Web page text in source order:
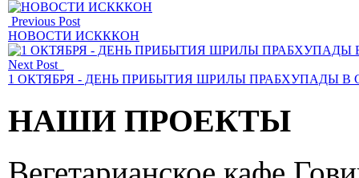
Previous Post
НОВОСТИ ИСКККОН
Next Post
1 ОКТЯБРЯ - ДЕНЬ ПРИБЫТИЯ ШРИЛЫ ПРАБХУПАДЫ В
НАШИ ПРОЕКТЫ